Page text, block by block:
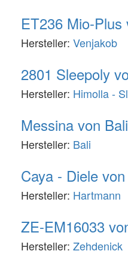
ET236 Mio-Plus
Hersteller:Venjakob
2801 Sleepoly
Hersteller: Himolla -
Messina von Bali
Hersteller: Bali
Caya - Diele
Hersteller: Hartmann
ZE-EM16033
Hersteller:Zehdenick